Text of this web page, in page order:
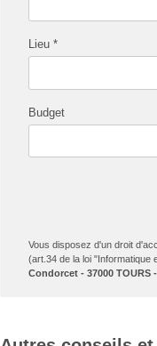
Lieu *
Budget
Vous disposez d'un droit
(art.34 de la loi "Informatique
Condorcet - 37000 TOURS